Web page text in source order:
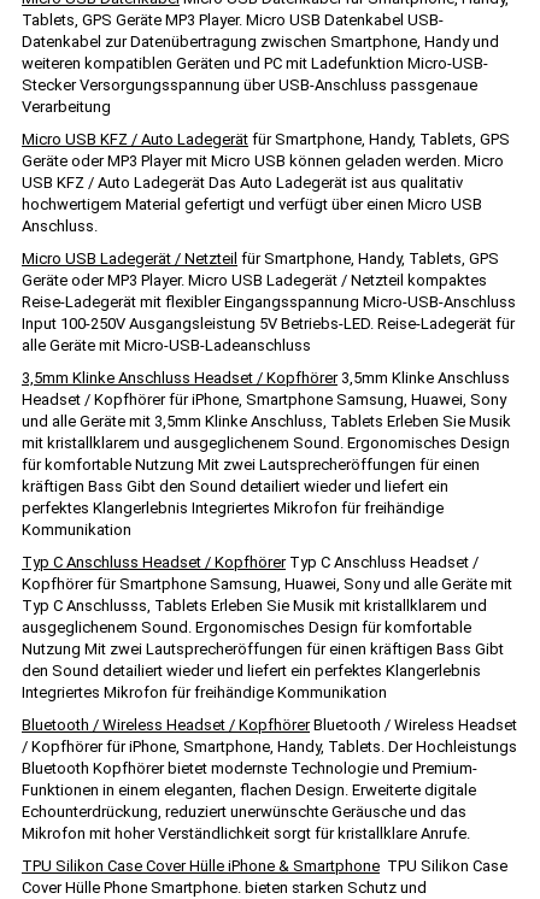
Tablets, GPS Geräte MP3 Player. Micro USB Datenkabel USB-
Datenkabel zur Datenübertragung zwischen Smartphone, Handy und
weiteren kompatiblen Geräten und PC mit Ladefunktion Micro-USB-
Stecker Versorgungsspannung über USB-Anschluss passgenaue
Verarbeitung
Micro USB KFZ / Auto Ladegerät für Smartphone, Handy, Tablets, GPS
Geräte oder MP3 Player mit Micro USB können geladen werden. Micro
USB KFZ / Auto Ladegerät Das Auto Ladegerät ist aus qualitativ
hochwertigem Material gefertigt und verfügt über einen Micro USB
Anschluss.
Micro USB Ladegerät / Netzteil für Smartphone, Handy, Tablets, GPS
Geräte oder MP3 Player. Micro USB Ladegerät / Netzteil kompaktes
Reise-Ladegerät mit flexibler Eingangsspannung Micro-USB-Anschluss
Input 100-250V Ausgangsleistung 5V Betriebs-LED. Reise-Ladegerät für
alle Geräte mit Micro-USB-Ladeanschluss
3,5mm Klinke Anschluss Headset / Kopfhörer3,5mm Klinke Anschluss
Headset / Kopfhörer für iPhone, Smartphone Samsung, Huawei, Sony
und alle Geräte mit 3,5mm Klinke Anschluss, Tablets Erleben Sie Musik
mit kristallklarem und ausgeglichenem Sound. Ergonomisches Design
für komfortable Nutzung Mit zwei Lautsprecheröffungen für einen
kräftigen Bass Gibt den Sound detailiert wieder und liefert ein
perfektes Klangerlebnis Integriertes Mikrofon für freihändige
Kommunikation
Typ C Anschluss Headset / KopfhörerTyp C Anschluss Headset /
Kopfhörer für Smartphone Samsung, Huawei, Sony und alle Geräte mit
Typ C Anschlusss, Tablets Erleben Sie Musik mit kristallklarem und
ausgeglichenem Sound. Ergonomisches Design für komfortable
Nutzung Mit zwei Lautsprecheröffungen für einen kräftigen Bass Gibt
den Sound detailiert wieder und liefert ein perfektes Klangerlebnis
Integriertes Mikrofon für freihändige Kommunikation
Bluetooth / Wireless Headset / KopfhörerBluetooth / Wireless Headset
/ Kopfhörer für iPhone, Smartphone, Handy, Tablets. Der Hochleistungs
Bluetooth Kopfhörer bietet modernste Technologie und Premium-
Funktionen in einem eleganten, flachen Design. Erweiterte digitale
Echounterdrückung, reduziert unerwünschte Geräusche und das
Mikrofon mit hoher Verständlichkeit sorgt für kristallklare Anrufe.
TPU Silikon Case Cover Hülle iPhone & Smartphone TPU Silikon Case
Cover Hülle Phone Smartphone. bieten starken Schutz und